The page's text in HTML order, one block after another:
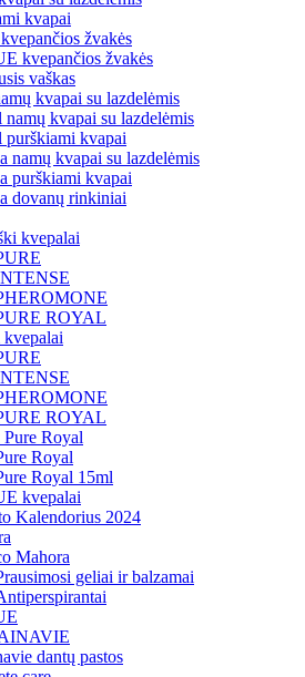
kvapai
žvakės
kvepančios žvakės
vaškas
kvapai su lazdelėmis
kvapai su lazdelėmis
kvapai
namų kvapai su lazdelėmis
purškiami kvapai
dovanų rinkiniai
kvepalai
ROYAL
ROYAL
Royal
Royal
Royal 15ml
kvepalai
Kalendorius 2024
Mahora
geliai ir balzamai
dantų pastos